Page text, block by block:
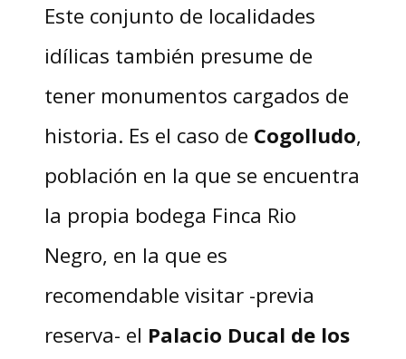
Este conjunto de localidades
idílicas también presume de
tener monumentos cargados de
historia. Es el caso de Cogolludo,
población en la que se encuentra
la propia bodega Finca Rio
Negro, en la que es
recomendable visitar -previa
reserva- el Palacio Ducal de los